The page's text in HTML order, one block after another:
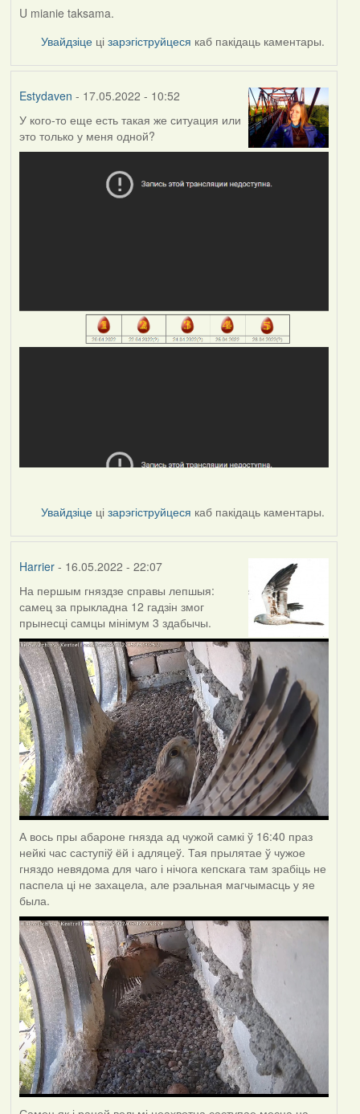
U mianie taksama.
Увайдзіце цізарэгіструйцеся каб пакідаць каментары.
Estydaven - 17.05.2022 - 10:52
У кого-то еще есть такая же ситуация или
это только у меня одной?
Увайдзіце цізарэгіструйцеся каб пакідаць каментары.
Harrier- 16.05.2022 - 22:07
На першым гняздзе справы лепшыя:
самец за прыкладна 12 гадзін змог
прынесці самцы мінімум 3 здабычы.
А вось пры абароне гнязда ад чужой самкі ў 16:40 праз
нейкі час саступіў ёй і адляцеў. Тая прылятае ў чужое
гняздо невядома для чаго і нічога кепскага там зрабіць не
паспела ці не захацела, але рэальная магчымасць у яе
была.